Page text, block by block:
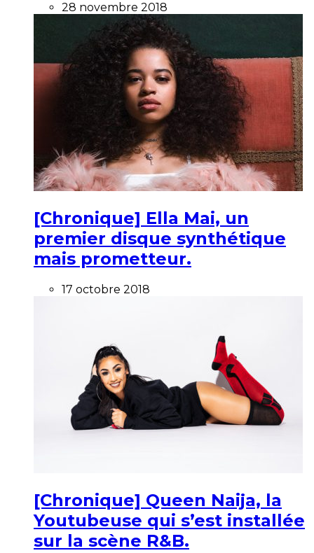
28 novembre 2018
[Chronique] Ella Mai, un
premier disque synthétique
mais prometteur.
17 octobre 2018
[Chronique] Queen Naija, la
Youtubeuse qui s’est installée
sur la scène R&B.